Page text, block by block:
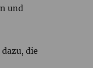
und
die